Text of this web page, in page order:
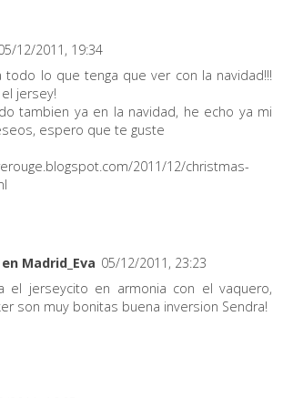
12/2011, 19:34
todo lo que tenga que ver con la navidad!!!
jersey!
tambien ya en la navidad, he echo ya mi
espero que te guste
2011/12/christmas-
Madrid_Eva 05/12/2011, 23:23
el jerseycito en armonia con el vaquero,
son muy bonitas buena inversion Sendra!